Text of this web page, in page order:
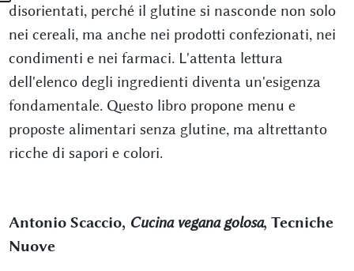
disorientati, perché il glutine si nasconde non solo
nei cereali, ma anche nei prodotti confezionati, nei
condimenti e nei farmaci. L'attenta lettura
dell'elenco degli ingredienti diventa un'esigenza
fondamentale. Questo libro propone menu e
proposte alimentari senza glutine, ma altrettanto
ricche di sapori e colori.
Antonio Scaccio, Cucina vegana golosa, Tecniche
Nuove